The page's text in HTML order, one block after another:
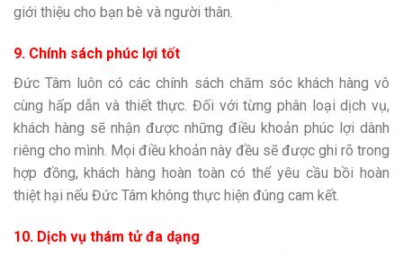
giới thiệu cho bạn bè và người thân.
9. Chính sách phúc lợi tốt
Đức Tâm luôn có các chính sách chăm sóc khách hàng vô
cùng hấp dẫn và thiết thực. Đối với từng phân loại dịch vụ,
khách hàng sẽ nhận được những điều khoản phúc lợi dành
riêng cho mình. Mọi điều khoản này đều sẽ được ghi rõ trong
hợp đồng, khách hàng hoàn toàn có thể yêu cầu bồi hoàn
thiệt hại nếu Đức Tâm không thực hiện đúng cam kết.
10. Dịch vụ thám tử đa dạng